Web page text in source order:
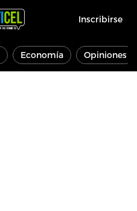
Inscribirse
Economía Opiniones